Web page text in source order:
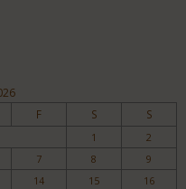
F S S
1
2
7 8
9
14 15
16